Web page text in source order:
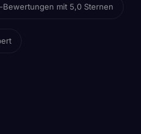
Bewertungen mit 5,0 Sternen